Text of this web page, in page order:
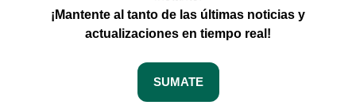
¡Mantente al tanto de las últimas noticias y
actualizaciones en tiempo real!
SUMATE